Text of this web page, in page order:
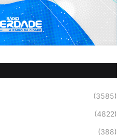
(3585)
(4822)
(388)